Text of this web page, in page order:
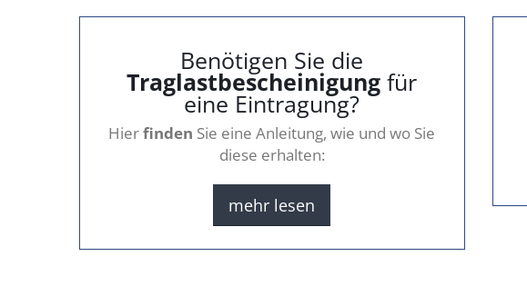
Benötigen Sie die
Traglastbescheinigung für
eine Eintragung?
Hierfinden Sie eine Anleitung, wie und wo Sie
diese erhalten:
mehr lesen